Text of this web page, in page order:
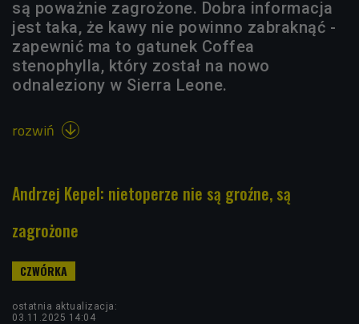
są poważnie zagrożone. Dobra informacja
jest taka, że kawy nie powinno zabraknąć -
zapewnić ma to gatunek Coffea
stenophylla, który został na nowo
odnaleziony w Sierra Leone.
rozwiń 
Andrzej Kepel: nietoperze nie są groźne, są
zagrożone
ostatnia aktualizacja:
03.11.2025 14:04